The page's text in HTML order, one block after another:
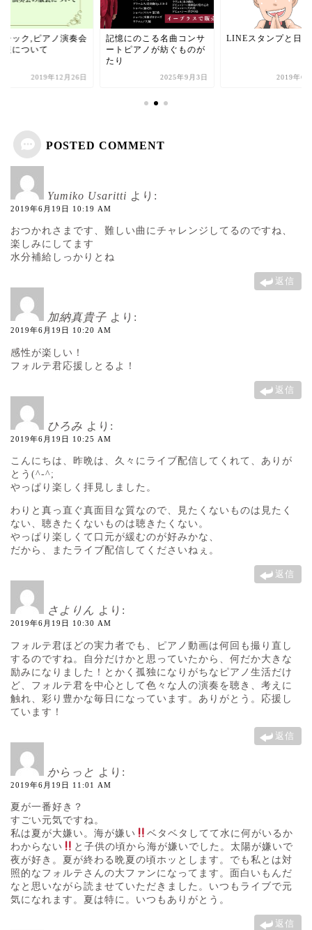
シック,ピアノ演奏会
装について
2019年12月26日
記憶にのこる名曲コンサ
ートピアノが紡ぐものが
たり
2025年9月3日
LINEスタンプと日常
2019年6
POSTED COMMENT
Yumiko Usaritti より:
2019年6月19日 10:19 AM
おつかれさまです、難しい曲にチャレンジしてるのですね、
楽しみにしてます
水分補給しっかりとね
返信
加納真貴子 より:
2019年6月19日 10:20 AM
感性が楽しい！
フォルテ君応援しとるよ！
返信
ひろみ より:
2019年6月19日 10:25 AM
こんにちは、昨晩は、久々にライブ配信してくれて、ありが
とう(^-^;
やっぱり楽しく拝見しました。
わりと真っ直ぐ真面目な質なので、見たくないものは見たく
ない、聴きたくないものは聴きたくない。
やっぱり楽しくて口元が緩むのが好みかな、
だから、またライブ配信してくださいねぇ。
返信
さよりん より:
2019年6月19日 10:30 AM
フォルテ君ほどの実力者でも、ピアノ動画は何回も撮り直し
するのですね。自分だけかと思っていたから、何だか大きな
励みになりました！とかく孤独になりがちなピアノ生活だけ
ど、フォルテ君を中心として色々な人の演奏を聴き、考えに
触れ、彩り豊かな毎日になっています。ありがとう。応援し
ています！
返信
からっと より:
2019年6月19日 11:01 AM
夏が一番好き？
すごい元気ですね。
私は夏が大嫌い。海が嫌い
ベタベタしてて水に何がいるか
わからない
と子供の頃から海が嫌いでした。太陽が嫌いで
夜が好き。夏が終わる晩夏の頃ホッとします。でも私とは対
照的なフォルテさんの大ファンになってます。面白いもんだ
なと思いながら読ませていただきました。いつもライブで元
気になれます。夏は特に。いつもありがとう。
返信